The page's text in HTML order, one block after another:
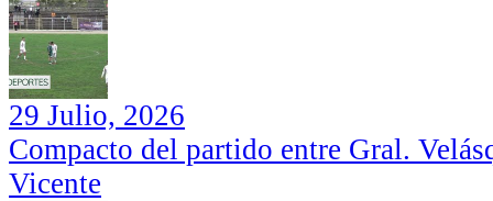
29 Julio, 2026
Compacto del partido entre Gral.
Vicente